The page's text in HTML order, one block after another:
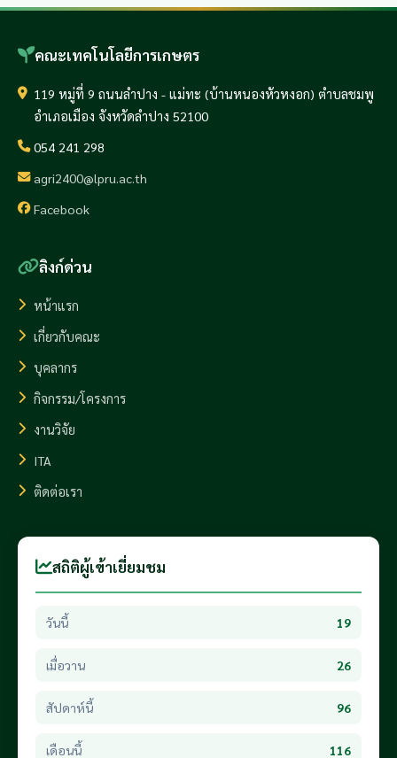
คณะเทคโนโลยีการเกษตร
119 หมู่ที่ 9 ถนนลำปาง - แม่ทะ (บ้านหนองหัวหงอก) ตำบลชมพู
อำเภอเมือง จังหวัดลำปาง 52100
054 241 298
agri2400@lpru.ac.th
Facebook
ลิงก์ด่วน
หน้าแรก
เกี่ยวกับคณะ
บุคลากร
กิจกรรม/โครงการ
งานวิจัย
ITA
ติดต่อเรา
สถิติผู้เข้าเยี่ยมชม
วันนี้ 19
เมื่อวาน 26
สัปดาห์นี้ 96
เดือนนี้ 116